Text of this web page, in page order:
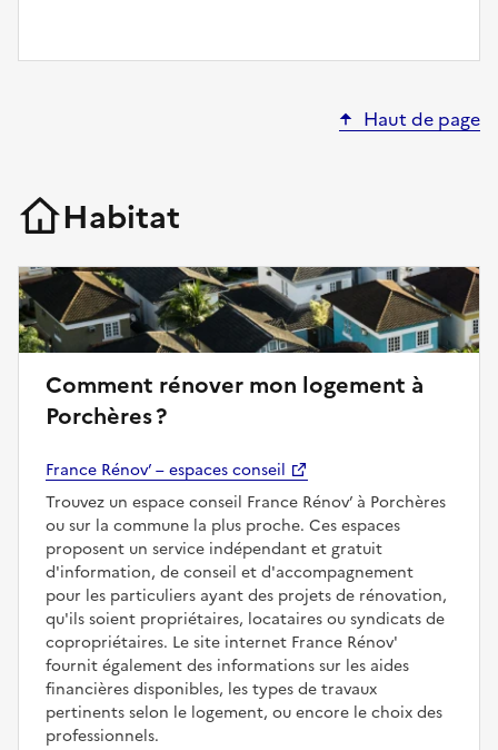
Haut de page
Habitat
Comment rénover mon logement à
Porchères ?
France Rénov’ – espaces conseil
Trouvez un espace conseil France Rénov’ à Porchères
ou sur la commune la plus proche. Ces espaces
proposent un service indépendant et gratuit
d'information, de conseil et d'accompagnement
pour les particuliers ayant des projets de rénovation,
qu'ils soient propriétaires, locataires ou syndicats de
copropriétaires. Le site internet France Rénov'
fournit également des informations sur les aides
financières disponibles, les types de travaux
pertinents selon le logement, ou encore le choix des
professionnels.